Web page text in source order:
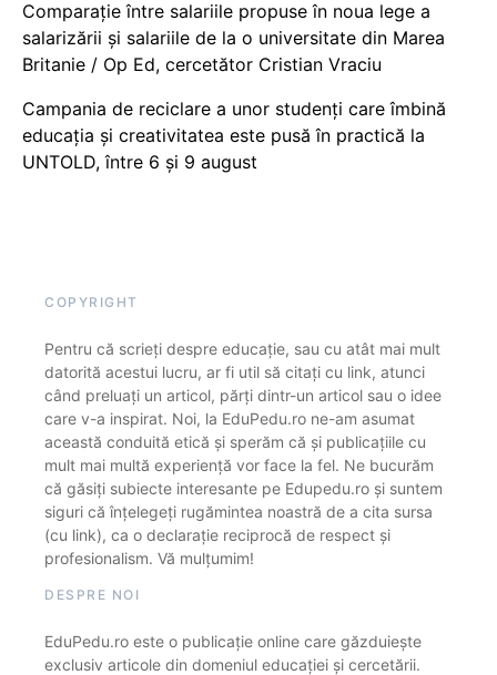
Comparație între salariile propuse în noua lege a
salarizării și salariile de la o universitate din Marea
Britanie / Op Ed, cercetător Cristian Vraciu
Campania de reciclare a unor studenți care îmbină
educația și creativitatea este pusă în practică la
UNTOLD, între 6 și 9 august
COPYRIGHT
Pentru că scrieți despre educație, sau cu atât mai mult
datorită acestui lucru, ar fi util să citați cu link, atunci
când preluați un articol, părți dintr-un articol sau o idee
care v-a inspirat. Noi, la EduPedu.ro ne-am asumat
această conduită etică și sperăm că și publicațiile cu
mult mai multă experiență vor face la fel. Ne bucurăm
că găsiți subiecte interesante pe Edupedu.ro și suntem
siguri că înțelegeți rugămintea noastră de a cita sursa
(cu link), ca o declarație reciprocă de respect și
profesionalism. Vă mulțumim!
DESPRE NOI
EduPedu.ro este o publicație online care găzduiește
exclusiv articole din domeniul educației și cercetării.